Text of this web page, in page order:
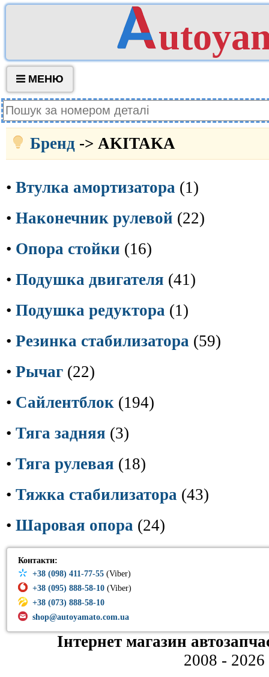
МЕНЮ
Бренд -> AKITAKA
• Втулка амортизатора (1)
• Наконечник рулевой (22)
• Опора стойки (16)
• Подушка двигателя (41)
• Подушка редуктора (1)
• Резинка стабилизатора (59)
• Рычаг (22)
• Сайлентблок (194)
• Тяга задняя (3)
• Тяга рулевая (18)
• Тяжка стабилизатора (43)
• Шаровая опора (24)
Контакти:
+38 (098) 411-77-55 (Viber)
+38 (095) 888-58-10 (Viber)
+38 (073) 888-58-10
shop@autoyamato.com.ua
Інтернет магазин
2008 - 2026